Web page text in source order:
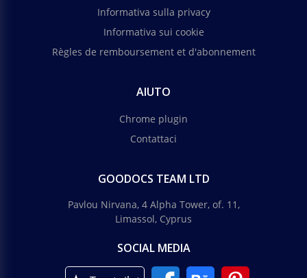
Informativa sulla privacy
Informativa sui cookie
Règles de remboursement et d'abonnement
AIUTO
Chrome plugin
Contattaci
GOODOCS TEAM LTD
Pavlou Nirvana, 4 Alpha Tower, of. 11,
Limassol, Cyprus
SOCIAL MEDIA